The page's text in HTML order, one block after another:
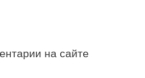
на сайте